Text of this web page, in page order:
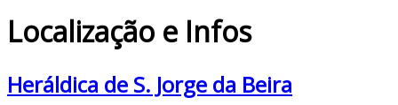
Localização e Infos
Heráldica de S. Jorge da Beira